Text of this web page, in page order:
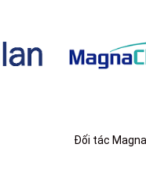
Đối tác